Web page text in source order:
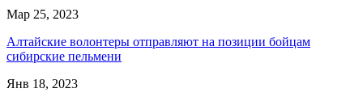
Мар 25, 2023
Алтайские волонтеры отправляют на позиции бойцам
сибирские пельмени
Янв 18, 2023